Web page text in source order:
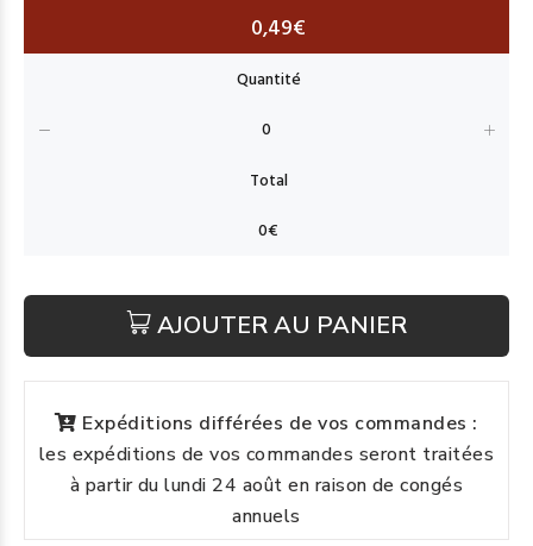
0,49€
AJOUTER AU PANIER
Expéditions différées de vos commandes :
les expéditions de vos commandes seront traitées
à partir du lundi 24 août en raison de congés
annuels